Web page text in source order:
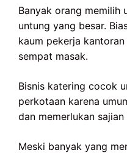
Banyak orang memilih
untung yang besar.
kaum pekerja
sempat masak.
Bisnis katering cocok
perkotaan karena
dan memerlukan
Meski banyak yang